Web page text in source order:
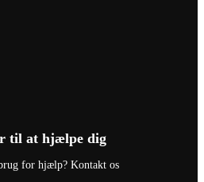
til at hjælpe dig
for hjælp? Kontakt os